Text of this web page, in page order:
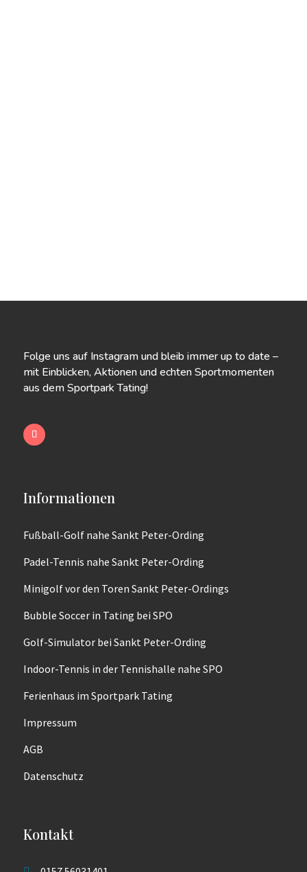
Folge uns auf Instagram und bleib immer up to date –
mit Einblicken, Aktionen und echten Sportmomenten
aus dem Sportpark Tating!
Informationen
Fußball-Golf nahe Sankt Peter-Ording
Padel-Tennis nahe Sankt Peter-Ording
Minigolf vor den Toren Sankt Peter-Ordings
Bubble Soccer in Tating bei SPO
Golf-Simulator bei Sankt Peter-Ording
Indoor-Tennis in der Tennishalle nahe SPO
Ferienhaus im Sportpark Tating
Impressum
AGB
Datenschutz
Kontakt